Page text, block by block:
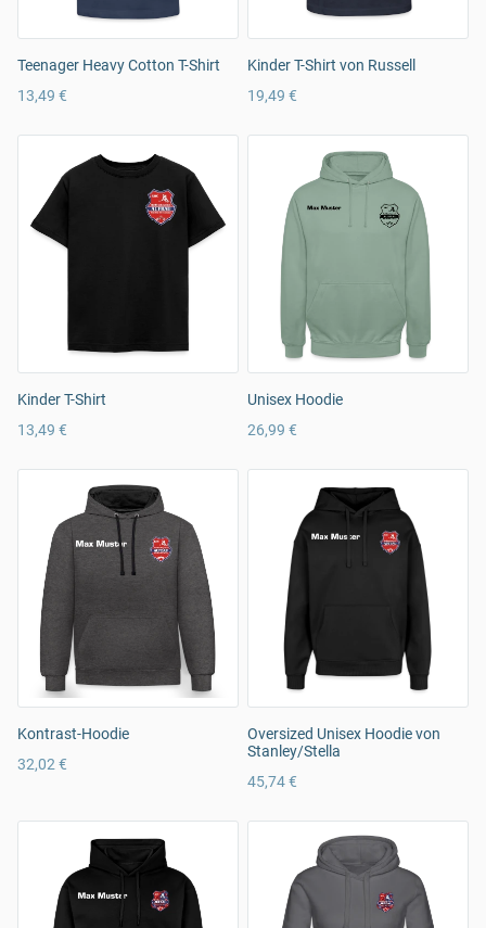
Teenager Heavy Cotton T-Shirt
13,49 €
Kinder T-Shirt von Russell
19,49 €
Kinder T-Shirt
13,49 €
Unisex Hoodie
26,99 €
Kontrast-Hoodie
32,02 €
Oversized Unisex Hoodie von
Stanley/Stella
45,74 €